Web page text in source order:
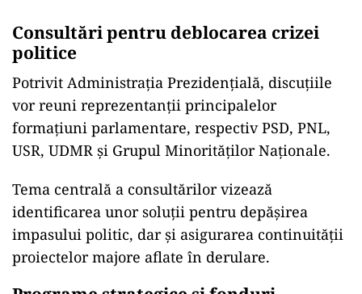
Consultări pentru deblocarea crizei
politice
Potrivit Administrația Prezidențială, discuțiile
vor reuni reprezentanții principalelor
formațiuni parlamentare, respectiv PSD, PNL,
USR, UDMR și Grupul Minorităților Naționale.
Tema centrală a consultărilor vizează
identificarea unor soluții pentru depășirea
impasului politic, dar și asigurarea continuității
proiectelor majore aflate în derulare.